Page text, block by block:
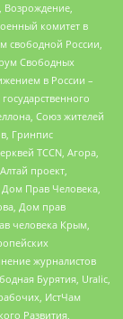
Возрождение,
комитет в
свободной России,
Свободных
в России –
Союз жителей
Гринпис
TCCN, Агора,
проект,
Прав Человека,
Дом прав
человека Крым,
журналистов
Бурятия, Uralic,
ИстЧам
Развития,